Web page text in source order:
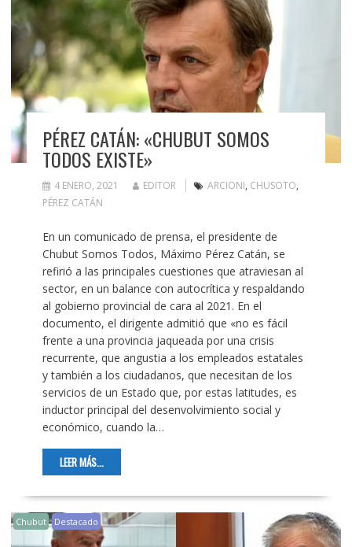
PÉREZ CATÁN: «CHUBUT SOMOS
TODOS EXISTE»
4 ENERO, 2021 EDITOR ARCIONI, CHUSOTO,
PÉREZ CATÁN
En un comunicado de prensa, el presidente de
Chubut Somos Todos, Máximo Pérez Catán, se
refirió a las principales cuestiones que atraviesan al
sector, en un balance con autocrítica y respaldando
al gobierno provincial de cara al 2021. En el
documento, el dirigente admitió que «no es fácil
frente a una provincia jaqueada por una crisis
recurrente, que angustia a los empleados estatales
y también a los ciudadanos, que necesitan de los
servicios de un Estado que, por estas latitudes, es
inductor principal del desenvolvimiento social y
económico, cuando la…
LEER MÁS...
Chubut Destacado